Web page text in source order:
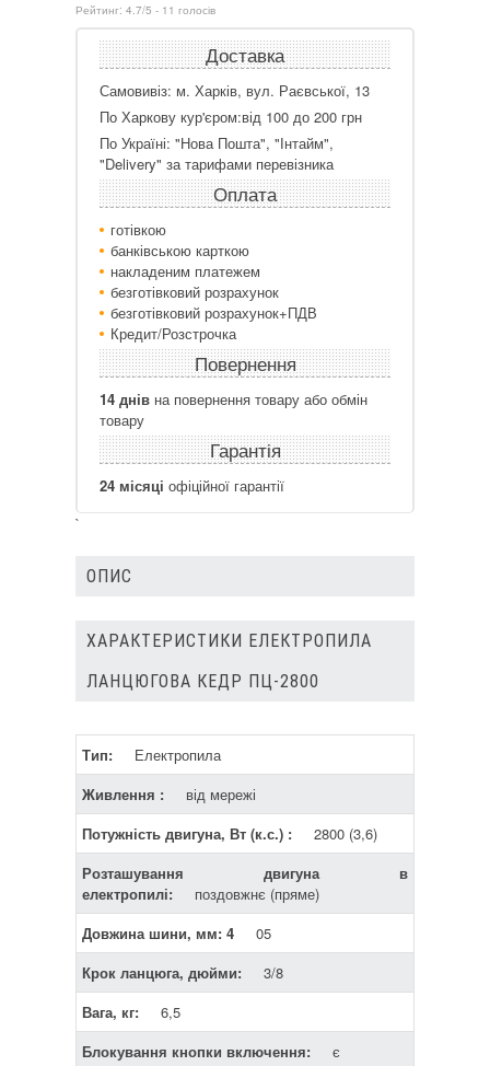
Рейтинг: 4.7/5 - 11 голосів
Доставка
Самовивіз: м. Харків, вул. Раєвської, 13
По Харкову кур'єром:від 100 до 200 грн
По Україні: "Нова Пошта", "Інтайм",
"Delivery" за тарифами перевізника
Оплата
готівкою
банківською карткою
накладеним платежем
безготівковий розрахунок
безготівковий розрахунок+ПДВ
Кредит/Розстрочка
Повернення
14 днів на повернення товару або обмін
товару
Гарантія
24 місяці офіційної гарантії
`
ОПИС
ХАРАКТЕРИСТИКИ ЕЛЕКТРОПИЛА
ЛАНЦЮГОВА КЕДР ПЦ-2800
Тип:
Електропила
Живлення :
від мережі
Потужність двигуна, Вт (к.с.) :
2800 (3,6)
Розташування двигуна в
електропилі:
поздовжнє (пряме)
Довжина шини, мм: 4
05
Крок ланцюга, дюйми:
3/8
Вага, кг:
6,5
Блокування кнопки включення:
є